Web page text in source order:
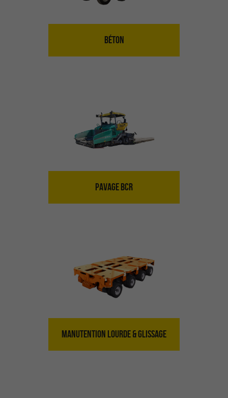
BÉTON
PAVAGE BCR
MANUTENTION LOURDE & GLISSAGE